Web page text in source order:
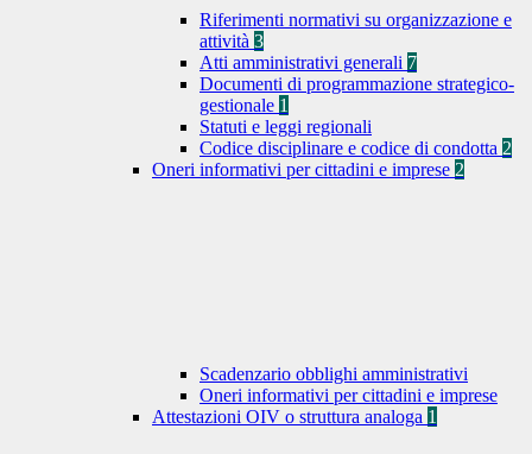
Riferimenti normativi su organizzazione e
attività 3
Atti amministrativi generali 7
Documenti di programmazione strategico-
gestionale 1
Statuti e leggi regionali
Codice disciplinare e codice di condotta 2
Oneri informativi per cittadini e imprese 2
Scadenzario obblighi amministrativi
Oneri informativi per cittadini e imprese
Attestazioni OIV o struttura analoga 1